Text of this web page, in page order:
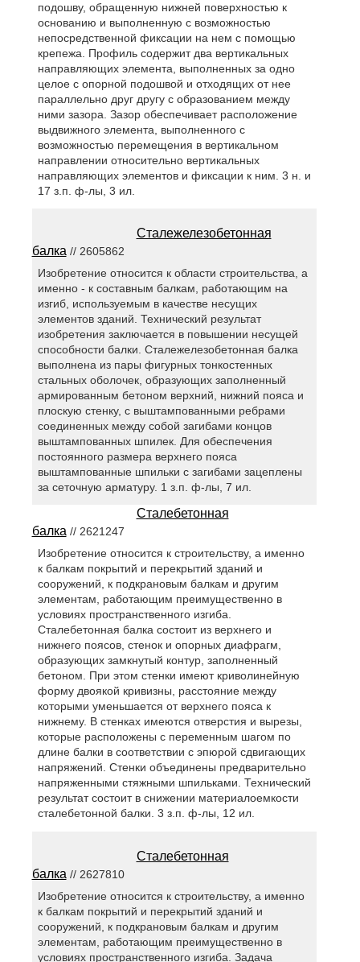
подошву, обращенную нижней поверхностью к
основанию и выполненную с возможностью
непосредственной фиксации на нем с помощью
крепежа. Профиль содержит два вертикальных
направляющих элемента, выполненных за одно
целое с опорной подошвой и отходящих от нее
параллельно друг другу с образованием между
ними зазора. Зазор обеспечивает расположение
выдвижного элемента, выполненного с
возможностью перемещения в вертикальном
направлении относительно вертикальных
направляющих элементов и фиксации к ним. 3 н. и
17 з.п. ф-лы, 3 ил.
Сталежелезобетонная
балка// 2605862
Изобретение относится к области строительства, а
именно - к составным балкам, работающим на
изгиб, используемым в качестве несущих
элементов зданий. Технический результат
изобретения заключается в повышении несущей
способности балки. Сталежелезобетонная балка
выполнена из пары фигурных тонкостенных
стальных оболочек, образующих заполненный
армированным бетоном верхний, нижний пояса и
плоскую стенку, с выштампованными ребрами
соединенных между собой загибами концов
выштампованных шпилек. Для обеспечения
постоянного размера верхнего пояса
выштампованные шпильки с загибами зацеплены
за сеточную арматуру. 1 з.п. ф-лы, 7 ил.
Сталебетонная
балка// 2621247
Изобретение относится к строительству, а именно
к балкам покрытий и перекрытий зданий и
сооружений, к подкрановым балкам и другим
элементам, работающим преимущественно в
условиях пространственного изгиба.
Сталебетонная балка состоит из верхнего и
нижнего поясов, стенок и опорных диафрагм,
образующих замкнутый контур, заполненный
бетоном. При этом стенки имеют криволинейную
форму двоякой кривизны, расстояние между
которыми уменьшается от верхнего пояса к
нижнему. В стенках имеются отверстия и вырезы,
которые расположены с переменным шагом по
длине балки в соответствии с эпюрой сдвигающих
напряжений. Стенки объединены предварительно
напряженными стяжными шпильками. Технический
результат состоит в снижении материалоемкости
сталебетонной балки. 3 з.п. ф-лы, 12 ил.
Сталебетонная
балка // 2627810
Изобретение относится к строительству, а именно
к балкам покрытий и перекрытий зданий и
сооружений, к подкрановым балкам и другим
элементам, работающим преимущественно в
условиях пространственного изгиба. Задача